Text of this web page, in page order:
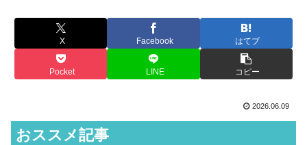
X Facebook はてブ
Pocket LINE コピー
2026.06.09
おススメ記事